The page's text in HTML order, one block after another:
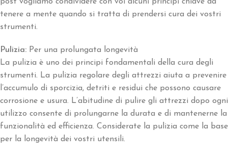
tenere a mente quando si tratta di prendersi cura dei vostri
strumenti.
Pulizia: Per una prolungata longevità
La pulizia è uno dei principi fondamentali della cura degli
strumenti. La pulizia regolare degli attrezzi aiuta a prevenire
l’accumulo di sporcizia, detriti e residui che possono causare
corrosione e usura. L’abitudine di pulire gli attrezzi dopo ogni
utilizzo consente di prolungarne la durata e di mantenerne la
funzionalità ed efficienza. Considerate la pulizia come la base
per la longevità dei vostri utensili.